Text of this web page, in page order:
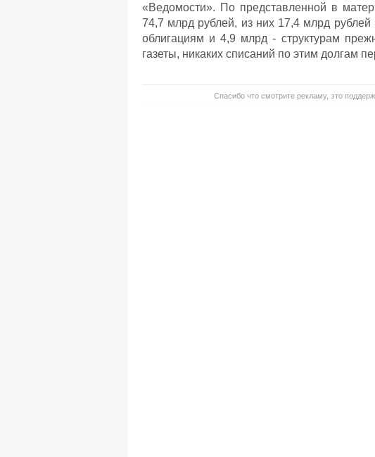
«Ведомости». По представленной в
74,7 млрд рублей, из них 17,4 млрд
облигациям и 4,9 млрд - структурам
газеты, никаких списаний по этим долгам
Спасибо что смотрите рекламу, это